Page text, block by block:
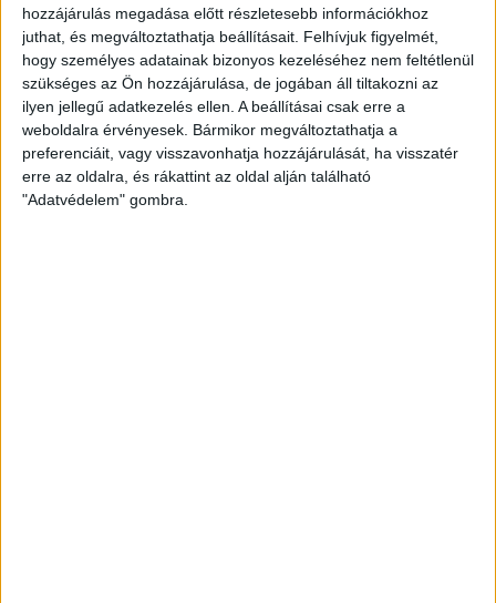
hozzájárulás megadása előtt részletesebb információkhoz
juthat, és megváltoztathatja beállításait. Felhívjuk figyelmét,
hogy személyes adatainak bizonyos kezeléséhez nem feltétlenül
szükséges az Ön hozzájárulása, de jogában áll tiltakozni az
ilyen jellegű adatkezelés ellen. A beállításai csak erre a
weboldalra érvényesek. Bármikor megváltoztathatja a
preferenciáit, vagy visszavonhatja hozzájárulását, ha visszatér
erre az oldalra, és rákattint az oldal alján található
"Adatvédelem" gombra.
Hoppon maradtak a villanyautós támogatási
program utolsó pályázói